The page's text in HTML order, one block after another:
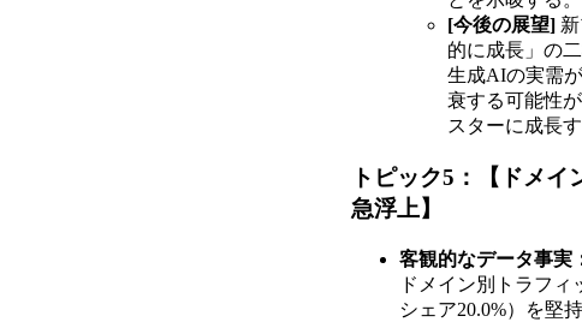
[今後の展望]
的に成長」の
生成AIの実需
衰する可能性
スターに成長
トピック5：【ドメ
急浮上】
客観的なデータ事実
ドメイン別トラフィ
シェア20.0%）を堅